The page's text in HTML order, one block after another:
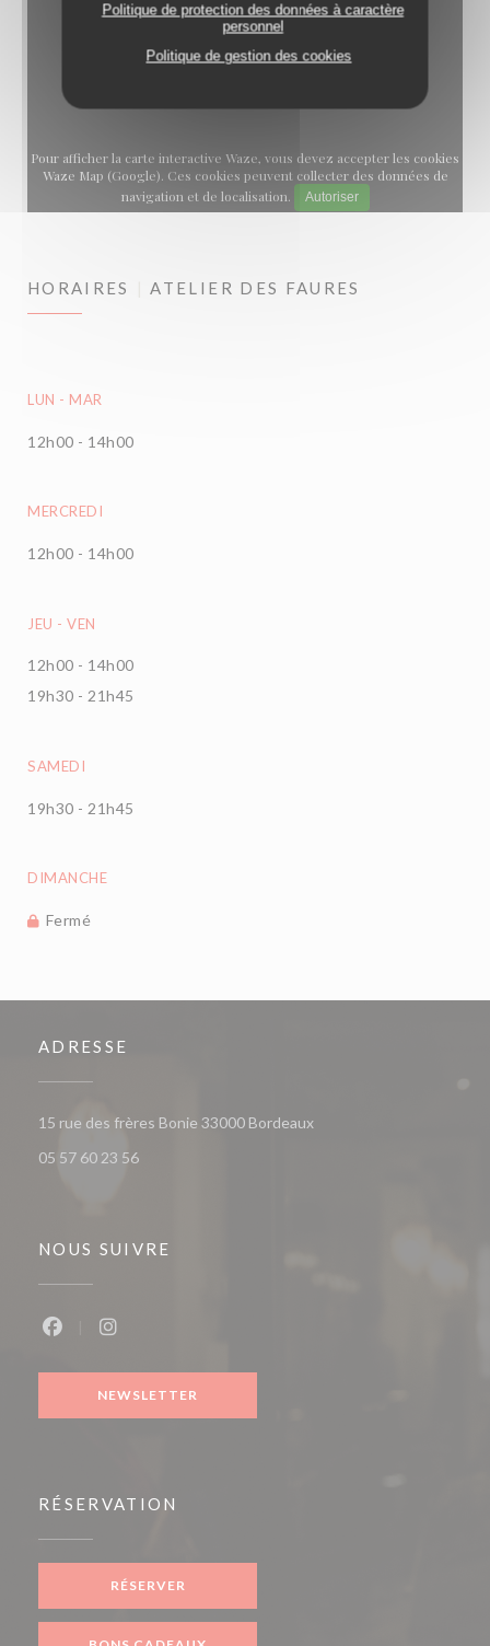
Politique de protection des données à caractère
personnel
Politique de gestion des cookies
Pour afficher la carte interactive Waze, vous devez accepter les cookies
Waze Map (Google). Ces cookies peuvent collecter des données de
navigation et de localisation.
Autoriser
HORAIRES ATELIER DES FAURES
LUN - MAR
12h00 - 14h00
MERCREDI
12h00 - 14h00
JEU - VEN
12h00 - 14h00
19h30 - 21h45
SAMEDI
19h30 - 21h45
DIMANCHE
Fermé
ADRESSE
15 rue des frères Bonie 33000 Bordeaux((ouvre une nouvelle
05 57 60 23 56
NOUS SUIVRE
NEWSLETTER
RÉSERVATION
RÉSERVER